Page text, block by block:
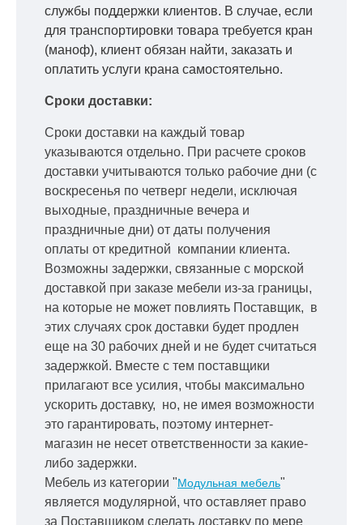
службы поддержки клиентов. В случае, если
для транспортировки товара требуется кран
(маноф), клиент обязан найти, заказать и
оплатить услуги крана самостоятельно.
Сроки доставки:
Сроки доставки на каждый товар
указываются отдельно. При расчете сроков
доставки учитываются только рабочие дни (с
воскресенья по четверг недели, исключая
выходные, праздничные вечера и
праздничные дни) от даты получения
оплаты от кредитной компании клиента.
Возможны задержки, связанные с морской
доставкой при заказе мебели из-за границы,
на которые не может повлиять Поставщик, в
этих случаях срок доставки будет продлен
еще на 30 рабочих дней и не будет считаться
задержкой. Вместе с тем поставщики
прилагают все усилия, чтобы максимально
ускорить доставку, но, не имея возможности
это гарантировать, поэтому интернет-
магазин не несет ответственности за какие-
либо задержки.
Мебель из категории "Модульная мебель"
является модулярной, что оставляет право
за Поставщиком сделать доставку по мере